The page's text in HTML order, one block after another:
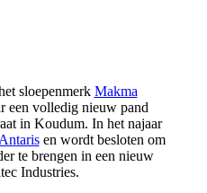
sloepenmerk Makma
een volledig nieuw pand
in Koudum. In het najaar
Antarisen wordt besloten om
te brengen in een nieuw
Industries.